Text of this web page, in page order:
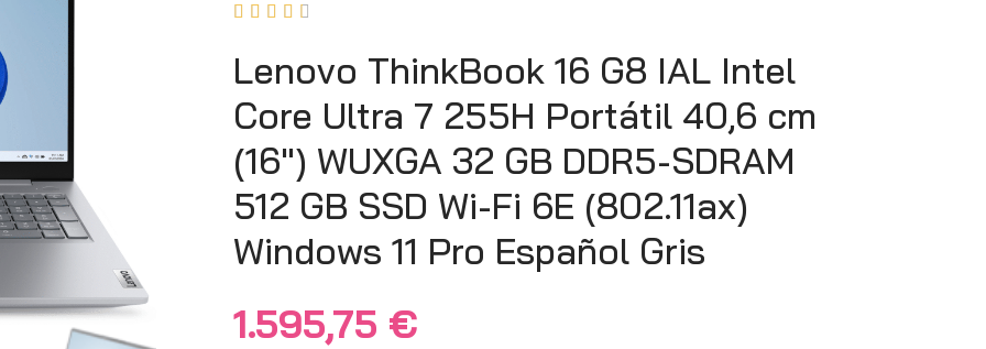
    
Lenovo ThinkBook 16 G8 IAL Intel
Core Ultra 7 255H Portátil 40,6 cm
(16″) WUXGA 32 GB DDR5-SDRAM
512 GB SSD Wi-Fi 6E (802.11ax)
Windows 11 Pro Español Gris
1.595,75 €